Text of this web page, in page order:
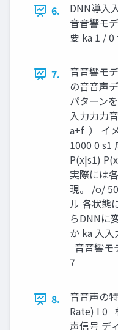
6.
DNN導⼊
⾳音響モ
要 ka 1 /
7.
⾳音響モ
の⾳音声
パターン
入⼒力力
a+f ） イ
1000 0 s1
P(x|s1)
実際には
現。 /o/
ル 各状態
らDNNに
か ka ⼊
⾳音響
7
8.
⾳音声の
Rate) I 0
声信号 デ